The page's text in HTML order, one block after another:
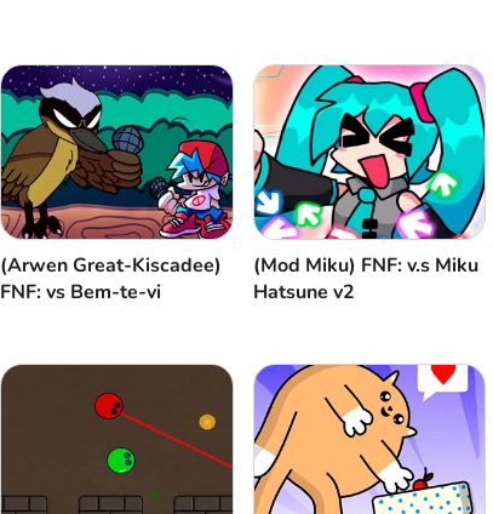
(Arwen Great-Kiscadee)
FNF: vs Bem-te-vi
(Mod Miku) FNF: v.s Miku
Hatsune v2